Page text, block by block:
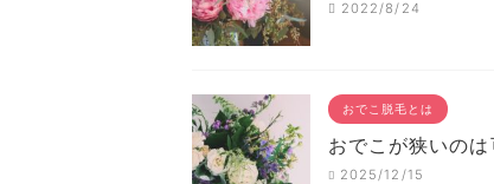
2022/8/24
おでこ脱毛とは
おでこが狭いの
2025/12/15